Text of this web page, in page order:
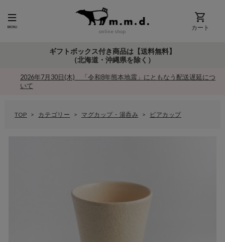
online shop カート
ギフトボックス付き商品は【送料無料】
（北海道・沖縄県を除く）
2026年7月30日(木) 「令和8年熊本地震」にともなう配送遅延につ
いて
TOP カテゴリー マグカップ・湯呑み ビアカップ